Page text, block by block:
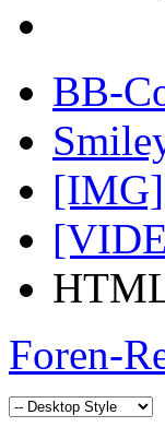
BB-
[IMG]
Foren-